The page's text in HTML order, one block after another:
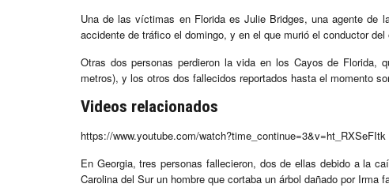
Una de las víctimas en Florida es Julie Bridges, una agente de
accidente de tráfico el domingo, y en el que murió el conductor
Otras dos personas perdieron la vida en los Cayos de Florida,
metros), y los otros dos fallecidos reportados hasta el momento
Videos relacionados
https://www.youtube.com/watch?time_continue=3&v=ht_RXSeFItk
En Georgia, tres personas fallecieron, dos de ellas debido a la
Carolina del Sur un hombre que cortaba un árbol dañado por Irma